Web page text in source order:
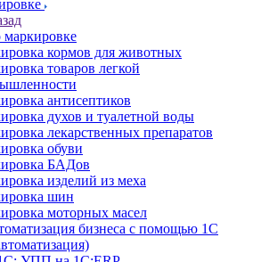
маркировке
кормов для животных
товаров легкой
антисептиков
духов и туалетной воды
лекарственных препаратов
обуви
БАДов
изделий из меха
шин
моторных масел
бизнеса с помощью 1С